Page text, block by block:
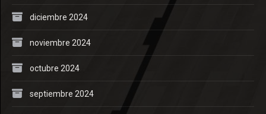
diciembre 2024
noviembre 2024
octubre 2024
septiembre 2024